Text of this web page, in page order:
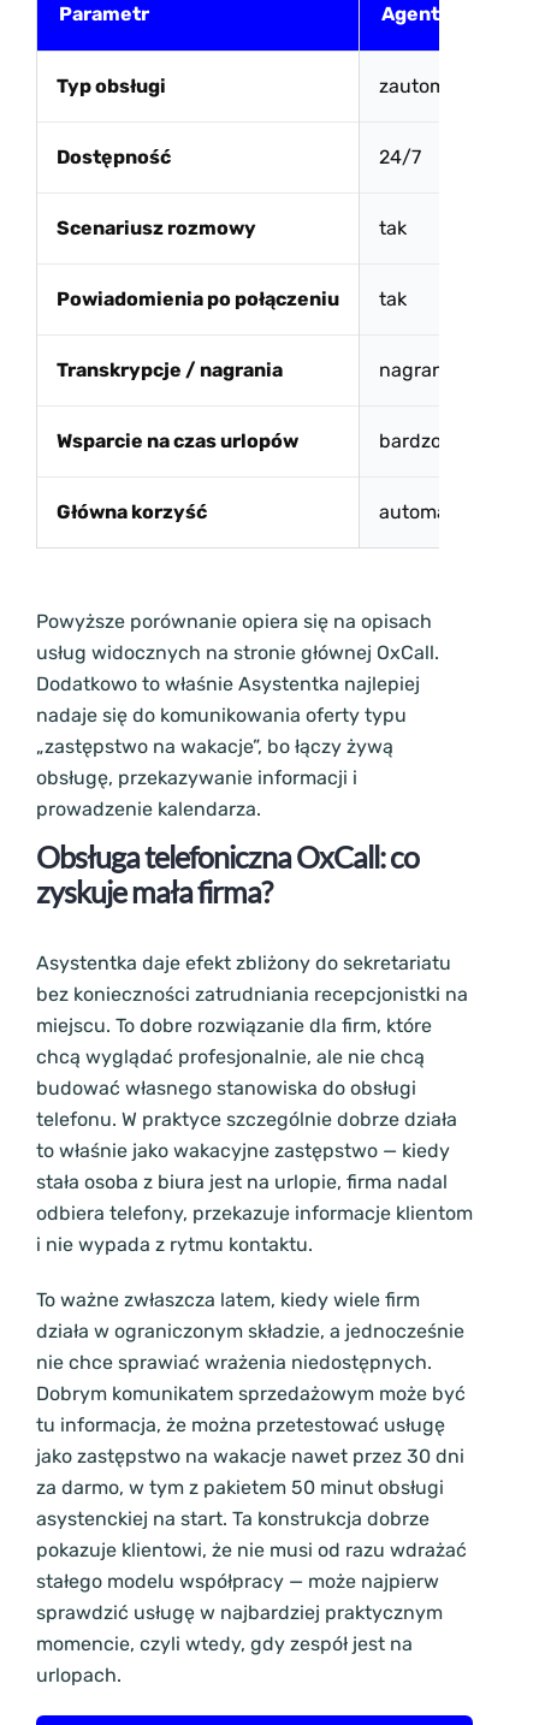
Parametr Agent AI / Call
Typ obsługi
Dostępność 24/7
Scenariusz rozmowy tak
Powiadomienia po połączeniu tak
Transkrypcje / nagrania nagrania
Wsparcie na czas urlopów bardzo dobre
Główna korzyść automatyzacja i
Powyższe porównanie opiera się na opisach
usług widocznych na stronie głównej OxCall.
Dodatkowo to właśnie Asystentka najlepiej
nadaje się do komunikowania oferty typu
„zastępstwo na wakacje”, bo łączy żywą
obsługę, przekazywanie informacji i
prowadzenie kalendarza.
Obsługa telefoniczna OxCall: co
zyskuje mała firma?
Asystentka daje efekt zbliżony do sekretariatu
bez konieczności zatrudniania recepcjonistki na
miejscu. To dobre rozwiązanie dla firm, które
chcą wyglądać profesjonalnie, ale nie chcą
budować własnego stanowiska do obsługi
telefonu. W praktyce szczególnie dobrze działa
to właśnie jako wakacyjne zastępstwo — kiedy
stała osoba z biura jest na urlopie, firma nadal
odbiera telefony, przekazuje informacje klientom
i nie wypada z rytmu kontaktu.
To ważne zwłaszcza latem, kiedy wiele firm
działa w ograniczonym składzie, a jednocześnie
nie chce sprawiać wrażenia niedostępnych.
Dobrym komunikatem sprzedażowym może być
tu informacja, że można przetestować usługę
jako zastępstwo na wakacje nawet przez 30 dni
za darmo, w tym z pakietem 50 minut obsługi
asystenckiej na start. Ta konstrukcja dobrze
pokazuje klientowi, że nie musi od razu wdrażać
stałego modelu współpracy — może najpierw
sprawdzić usługę w najbardziej praktycznym
momencie, czyli wtedy, gdy zespół jest na
urlopach.